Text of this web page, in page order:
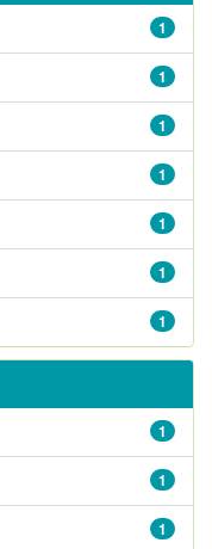
1
1
1
1
1
1
1
1
1
1